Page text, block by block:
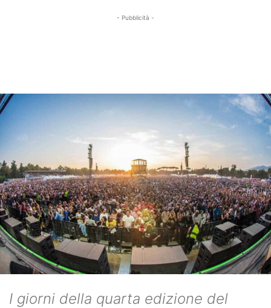
- Pubblicità -
I giorni della quarta edizione del